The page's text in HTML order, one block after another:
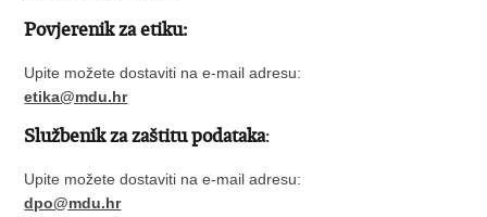
Povjerenik za etiku:
Upite možete dostaviti na e-mail adresu:
etika@mdu.hr
Službenik za zaštitu podataka:
Upite možete dostaviti na e-mail adresu:
dpo@mdu.hr